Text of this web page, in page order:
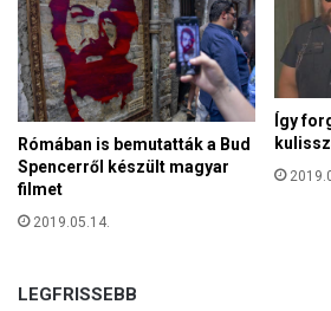
Rómában is bemutatták a Bud
Spencerről készült magyar
filmet
2019.05.14.
Így
LEGFRISSEBB